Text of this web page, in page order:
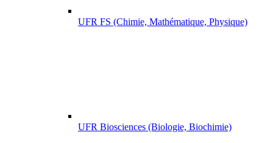
UFR FS (Chimie, Mathématique, Physique)
UFR Biosciences (Biologie, Biochimie)